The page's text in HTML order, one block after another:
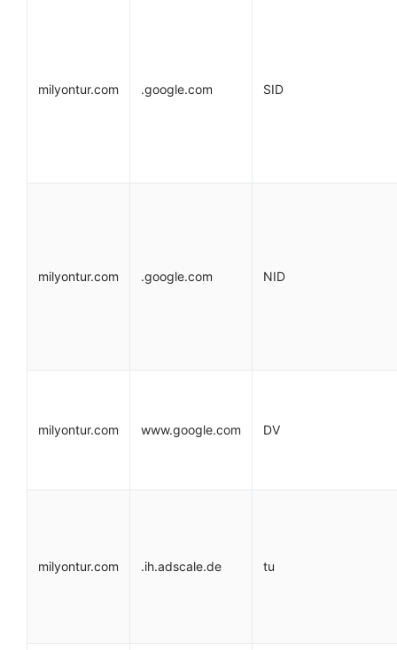
milyontur.com .google.com SID
milyontur.com .google.com NID
milyontur.com www.google.com DV
milyontur.com .ih.adscale.de tu